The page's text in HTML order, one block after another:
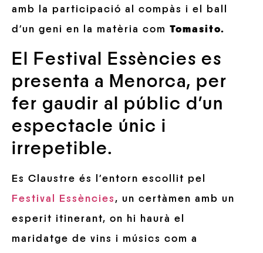
amb la participació al compàs i el ball
d’un geni en la matèria com Tomasito.
El Festival Essències es
presenta a Menorca, per
fer gaudir al públic d’un
espectacle únic i
irrepetible.
Es Claustre és l’entorn escollit pel
Festival Essències , un certàmen amb un
esperit itinerant, on hi haurà el
maridatge de vins i músics com a